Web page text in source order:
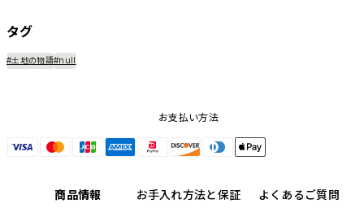
タグ
#土地の物語#null
お支払い方法
商品情報 お手入れ方法と保証 よくあるご質問